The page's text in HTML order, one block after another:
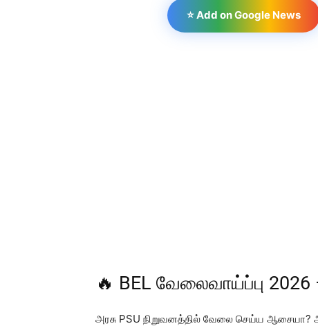
⭐ Add on Google News
🔥 BEL வேலைவாய்ப்பு 2026
அரசு PSU நிறுவனத்தில் வேலை செய்ய ஆசையா?